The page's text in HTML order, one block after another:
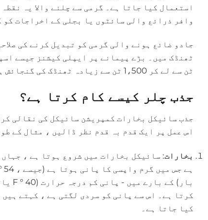
استعمال کیا جاتا ہے۔ گرمی سے چلنے والا یہ
وافر ذرائع والی سائٹوں یا بجلی کے اخراجات کو
جادو ضائع ہونے والی گرمی کو تبدیل کرنے کی
ٹن سے لے کر 1،500 ٹن سے زیادہ ٹھنڈک کی گنجائش ہے ، جو آب و ہوا کے کنٹرول میں پائیدار موڑ کی پیش کش کرتا ہے۔
جذب چلر کیسے کام کرتا ہے؟
جذب سائیکل بخارات کمپریشن سائیکل کی نقالی
اس عمل پر ایک قدم بہ قدم نظر ڈالیں ، مثال کے
بخارات: سائیکل بخارات میں شروع ہوتا ہے ،
کیا جاتا ہے۔